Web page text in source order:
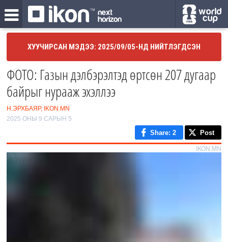
ХУУЧИРСАН МЭДЭЭ: 2025/09/05-НД НИЙТЛЭГДСЭН
ФОТО: Газын дэлбэрэлтэд өртсөн 207 дугаар
байрыг нурааж эхэллээ
Н.ЭРХБАЯР, IKON.MN
2025 ОНЫ 9 САРЫН 5
Share: 2 Post
IKON.MN